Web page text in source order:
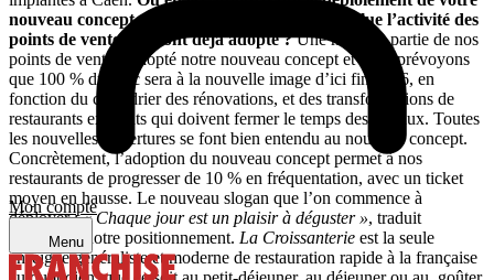
Mon compte
Menu
nouveau concept de restaurant ? Comment évolue l’activité des
points de vente qui l’ont déjà adopté ?Une majeure partie de nos
points de vente a adopté notre nouveau concept et nous prévoyons
que 100 % du parc sera à la nouvelle image d’ici fin 2016, en
fonction du calendrier des rénovations, et des transformations de
restaurants existants qui doivent fermer le temps des travaux. Toutes
les nouvelles ouvertures se font bien entendu au nouveau concept.
Concrètement, l’adoption du nouveau concept permet à nos
restaurants de progresser de 10 % en fréquentation, avec un ticket
moyen en hausse. Le nouveau slogan que l’on commence à
déployer :« Chaque jour est un plaisir à déguster », traduit
clairement notre positionnement. La Croissanterie est la seule
enseigne généraliste et moderne de restauration rapide à la française